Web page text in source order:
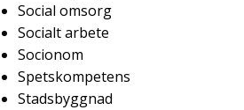
Social omsorg
Socialt arbete
Socionom
Spetskompetens
Stadsbyggnad